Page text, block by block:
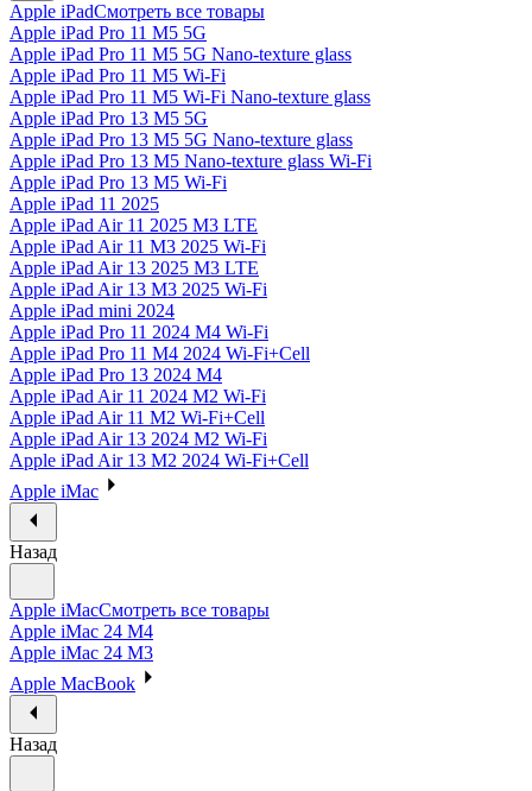
Apple iPadСмотреть все товары
Apple iPad Pro 11 M5 5G
Apple iPad Pro 11 M5 5G Nano-texture glass
Apple iPad Pro 11 M5 Wi-Fi
Apple iPad Pro 11 M5 Wi-Fi Nano-texture glass
Apple iPad Pro 13 M5 5G
Apple iPad Pro 13 M5 5G Nano-texture glass
Apple iPad Pro 13 M5 Nano-texture glass Wi-Fi
Apple iPad Pro 13 M5 Wi-Fi
Apple iPad 11 2025
Apple iPad Air 11 2025 M3 LTE
Apple iPad Air 11 M3 2025 Wi-Fi
Apple iPad Air 13 2025 M3 LTE
Apple iPad Air 13 M3 2025 Wi-Fi
Apple iPad mini 2024
Apple iPad Pro 11 2024 M4 Wi-Fi
Apple iPad Pro 11 M4 2024 Wi-Fi+Cell
Apple iPad Pro 13 2024 M4
Apple iPad Air 11 2024 M2 Wi-Fi
Apple iPad Air 11 M2 Wi-Fi+Cell
Apple iPad Air 13 2024 M2 Wi-Fi
Apple iPad Air 13 M2 2024 Wi-Fi+Cell
Apple iMac
Назад
Apple iMacСмотреть все товары
Apple iMac 24 M4
Apple iMac 24 M3
Apple MacBook
Назад